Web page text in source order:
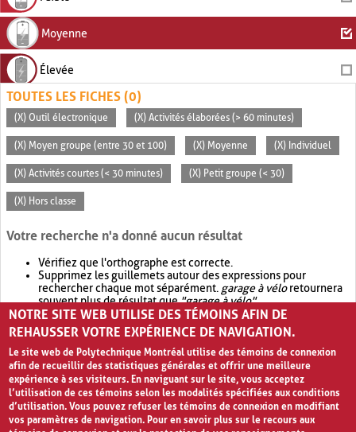
Moyenne
Élevée
TOUTES LES FICHES (0)
(X) Outil électronique (X) Activités élaborées (> 60 minutes)
(X) Moyen groupe (entre 30 et 100) (X) Moyenne (X) Individuel
(X) Activités courtes (< 30 minutes) (X) Petit groupe (< 30)
(X) Hors classe
Votre recherche n'a donné aucun résultat
Vérifiez que l'orthographe est correcte.
Supprimez les guillemets autour des expressions pour
rechercher chaque mot séparément. garage à véloretournera
souvent plus de résultat que"garage à vélo".
Envisagez d'élargir votre recherche avec OR.garage OR vélo
retournera souvent plus de résultat quegarage à vélo
NOTRE SITE WEB UTILISE DES TÉMOINS AFIN DE
REHAUSSER VOTRE EXPÉRIENCE DE NAVIGATION.
Le site web de Polytechnique Montréal utilise des témoins de connexion
afin de recueillir des statistiques générales et offrir une meilleure
expérience à ses visiteurs. En naviguant sur le site, vous acceptez
l’utilisation de ces témoins selon les modalités spécifiées aux conditions
d’utilisation. Vous pouvez refuser les témoins de connexion en modifiant
vos paramètres de navigation. Pour en savoir plus sur le recours aux